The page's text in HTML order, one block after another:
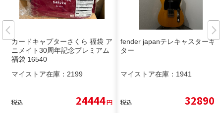
カードキャプターさくら 福袋 ア
ニメイト30周年記念プレミアム
福袋 16540
マイストア在庫： 2199
税込 24444円
fender japanテレキャスターギ
ター
マイストア在庫： 1941
税込 32890